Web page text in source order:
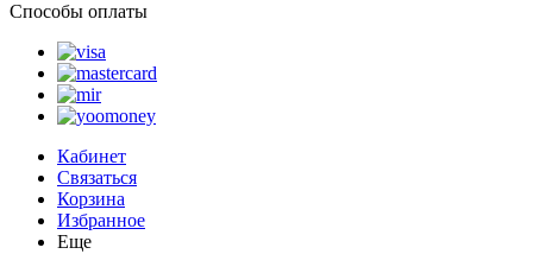
Способы оплаты
Кабинет
Связаться
Корзина
Избранное
Еще